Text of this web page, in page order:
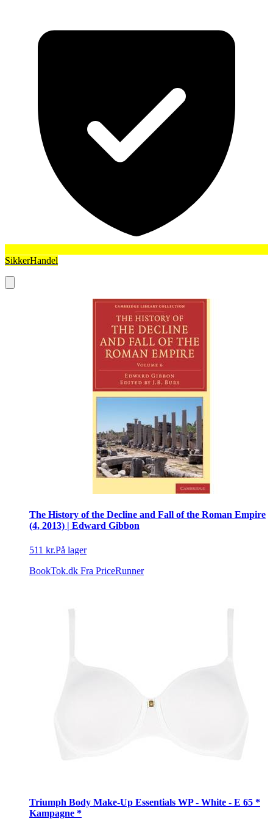
SikkerHandel
The History of the Decline and Fall of the Roman Empire
(4, 2013) | Edward Gibbon
511 kr.På lager
BookTok.dk Fra PriceRunner
Triumph Body Make-Up Essentials WP - White - E 65 *
Kampagne *